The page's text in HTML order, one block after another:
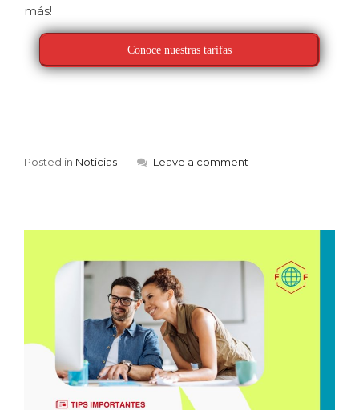
más!
Conoce nuestras tarifas
Posted in Noticias Leave a comment